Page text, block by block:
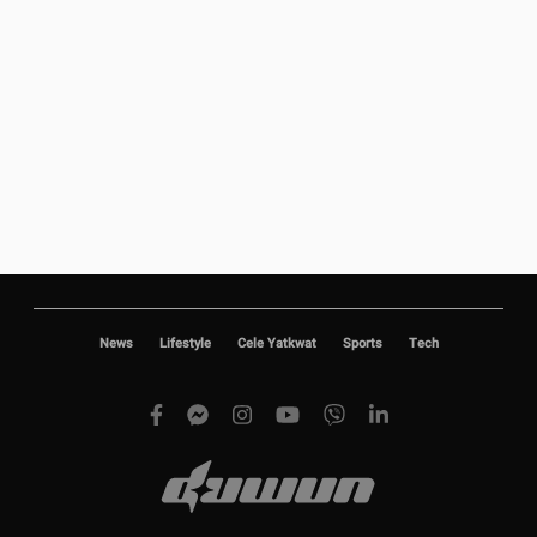
News Lifestyle Cele Yatkwat Sports Tech